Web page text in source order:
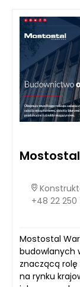
+48 22 250
Mostostal
budowlanych
znaczącą
na rynku